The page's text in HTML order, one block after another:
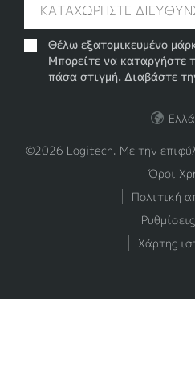
Θέλω εξατομικευμένο
Μπορείτε να καταργήστε
πάσα στιγμή. Διαβάστε
©2026 Logitech. Με την
Όροι
Πολιτική
Χάρτης